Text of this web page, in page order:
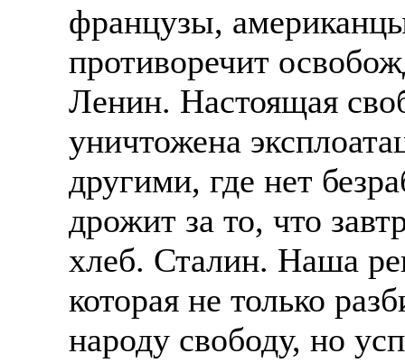
французы,
противоречит
Ленин. Настоящая
уничтожена
другими, где нет
дрожит за то, что
хлеб. Сталин. Наша
которая не только
народу свободу, но